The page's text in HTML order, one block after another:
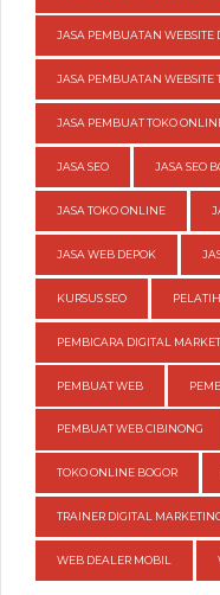
JASA PEMBUATAN WEBSITE
JASA PEMBUATAN WEBSITE
JASA PEMBUAT TOKO
JASA SEO JASA SEO
JASA TOKO ONLINE
JASA WEB DEPOK
KURSUS SEO
PEMBICARA DIGITAL
PEMBUAT WEB
PEMBUAT WEB CIBINONG
TOKO ONLINE BOGOR
TRAINER DIGITAL
WEB DEALER MOBIL